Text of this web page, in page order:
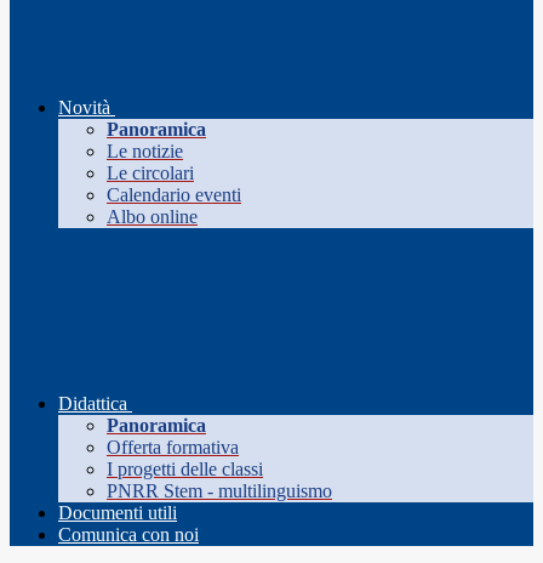
Novità
Panoramica
Le notizie
Le circolari
Calendario eventi
Albo online
Didattica
Panoramica
Offerta formativa
I progetti delle classi
PNRR Stem - multilinguismo
Documenti utili
Comunica con noi